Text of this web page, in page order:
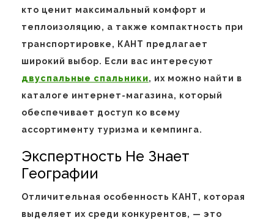
кто ценит максимальный комфорт и
теплоизоляцию, а также компактность при
транспортировке, КАНТ предлагает
широкий выбор. Если вас интересуют
двуспальные спальники, их можно найти в
каталоге интернет-магазина, который
обеспечивает доступ ко всему
ассортименту туризма и кемпинга.
Экспертность Не Знает
Географии
Отличительная особенность КАНТ, которая
выделяет их среди конкурентов, — это